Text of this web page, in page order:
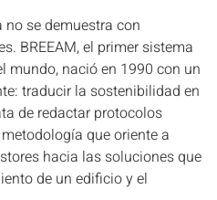
se demuestra con
BREEAM, el primer sistema
mundo, nació en 1990 con un
traducir la sostenibilidad en
de redactar protocolos
que oriente a
hacia las soluciones que
de un edificio y el